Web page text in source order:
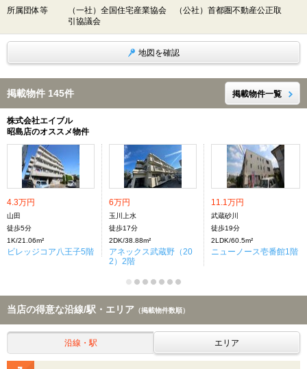
所属団体等
（一社）全国住宅産業協会 （公社）首都圏不動産公正取
引協議会
地図を確認
掲載物件 145件 掲載物件一覧
株式会社エイブル
昭島店のオススメ物件
4.3万円
山田
徒歩5分
1K/21.06m²
ビレッジコア八王子5階
6万円
玉川上水
徒歩17分
2DK/38.88m²
アネックス武蔵野（20
2）2階
11.1万円
武蔵砂川
徒歩19分
2LDK/60.5m²
ニューノース壱番館1階
当店の得意な沿線/駅・エリア （掲載物件数順）
沿線・駅 エリア